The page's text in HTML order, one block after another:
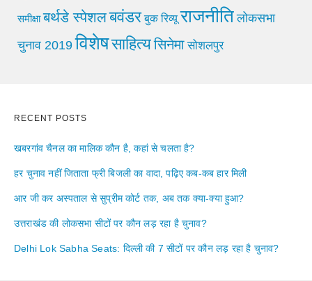
समीक्षा बर्थडे स्पेशलबवंडर बुक रिव्यू राजनीति लोकसभा
चुनाव 2019 विशेषसाहित्यसिनेमा सोशलपुर
RECENT POSTS
खबरगांव चैनल का मालिक कौन है, कहां से चलता है?
हर चुनाव नहीं जिताता फ्री बिजली का वादा, पढ़िए कब-कब हार मिली
आर जी कर अस्पताल से सुप्रीम कोर्ट तक, अब तक क्या-क्या हुआ?
उत्तराखंड की लोकसभा सीटों पर कौन लड़ रहा है चुनाव?
Delhi Lok Sabha Seats: दिल्ली की 7 सीटों पर कौन लड़ रहा है चुनाव?